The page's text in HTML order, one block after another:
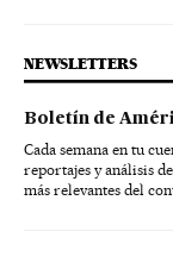
NEWSLETTERS
Boletín de
Cada semana en tu
reportajes y análisis
más relevantes del